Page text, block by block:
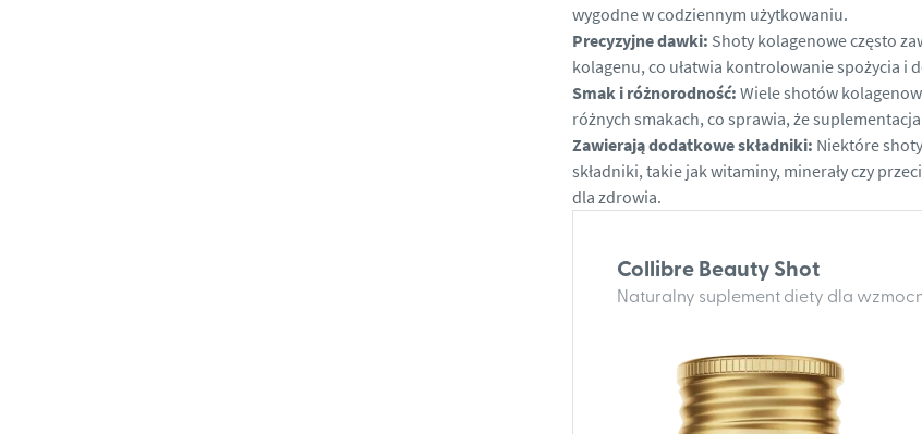
wygodne w codziennym użytkowaniu.
Precyzyjne dawki: Shoty kolagenowe często
kolagenu, co ułatwia kontrolowanie spożycia i
Smak i różnorodność: Wiele shotów
różnych smakach, co sprawia, że
Zawierają dodatkowe składniki: Niektóre
składniki, takie jak witaminy, minerały czy
dla zdrowia.
Collibre Beauty Shot
Naturalny suplement diety dla